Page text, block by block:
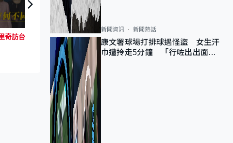
【拉近文化】香港漁村建築特色！？
新聞資訊 新聞熱話
康文署球場打排球遇怪盜 女生汗
巾遭拎走5分鐘 「行咗出出面唔